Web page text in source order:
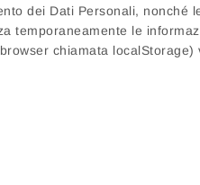
dei Dati Personali, nonché
temporaneamente le
chiamata localStorage)